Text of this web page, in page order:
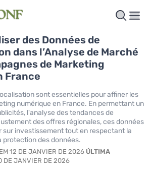
des Données de
dans l’Analyse de Marché
de Marketing
France
sont essentielles pour affiner les
numérique en France. En permettant un
l'analyse des tendances de
des offres régionales, ces données
sur investissement tout en respectant la
protection des données.
EM 12 DE JANVIER DE 2026 ÚLTIMA
DE JANVIER DE 2026